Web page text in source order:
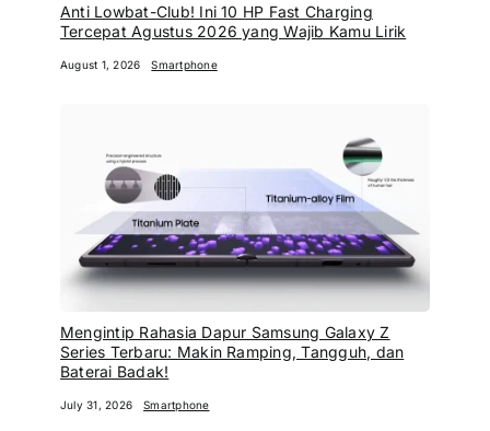
Anti Lowbat-Club! Ini 10 HP Fast Charging
Tercepat Agustus 2026 yang Wajib Kamu Lirik
August 1, 2026 Smartphone
Mengintip Rahasia Dapur Samsung Galaxy Z
Series Terbaru: Makin Ramping, Tangguh, dan
Baterai Badak!
July 31, 2026 Smartphone